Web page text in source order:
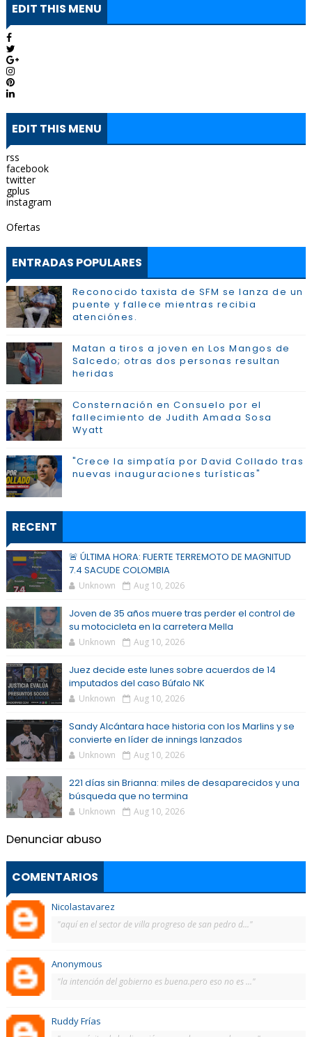
EDIT THIS MENU
EDIT THIS MENU
rss
facebook
twitter
gplus
instagram
Ofertas
ENTRADAS POPULARES
Reconocido taxista de SFM se lanza de un
puente y fallece mientras recibia
atenciónes.
Matan a tiros a joven en Los Mangos de
Salcedo; otras dos personas resultan
heridas
Consternación en Consuelo por el
fallecimiento de Judith Amada Sosa
Wyatt
"Crece la simpatía por David Collado tras
nuevas inauguraciones turísticas"
RECENT
🚨 ÚLTIMA HORA: FUERTE TERREMOTO DE MAGNITUD
7.4 SACUDE COLOMBIA
Unknown Aug 10, 2026
Joven de 35 años muere tras perder el control de
su motocicleta en la carretera Mella
Unknown Aug 10, 2026
Juez decide este lunes sobre acuerdos de 14
imputados del caso Búfalo NK
Unknown Aug 10, 2026
Sandy Alcántara hace historia con los Marlins y se
convierte en líder de innings lanzados
Unknown Aug 10, 2026
221 días sin Brianna: miles de desaparecidos y una
búsqueda que no termina
Unknown Aug 10, 2026
Denunciar abuso
COMENTARIOS
Nicolastavarez
"aquí en el sector de villa progreso de san pedro d..."
Anonymous
"la intención del gobierno es buena.pero eso no es ..."
Ruddy Frías